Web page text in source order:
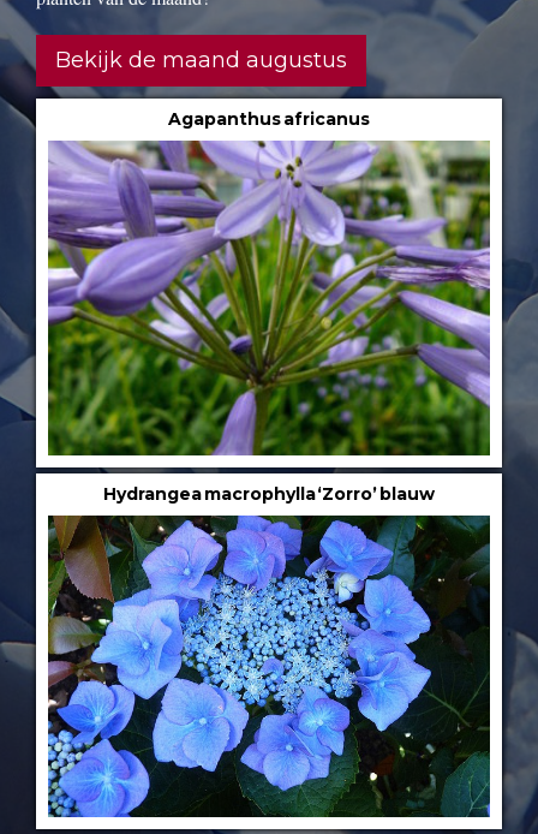
Bekijk de maand augustus
Agapanthus africanus
Hydrangea macrophylla ‘Zorro’ blauw